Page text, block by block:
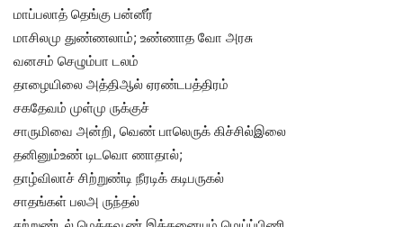
மாப்பலாத் தெங்கு பன்னீர்
மாசிலமு துண்ணலாம்; உண்ணாத வோ அரசு
வனசம் செழும்பா டலம்
தாழையிலை அத்திஆல் ஏரண்டபத்திரம்
சகதேவம் முள்மு ருக்குச்
சாருமிவை அன்றி, வெண் பாலெருக் கிச்சில்இலை
தனினும்உண் டிடவொ ணாதால்;
தாழ்விலாச் சிற்றுண்டி நீரடிக் கடிபருகல்
சாதங்கள் பலஅ ருந்தல்